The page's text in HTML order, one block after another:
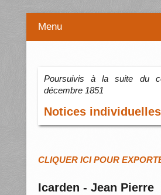
Menu
Poursuivis à la suite du
décembre 1851
Notices individuelles
CLIQUER ICI POUR
Icarden - Jean Pierre